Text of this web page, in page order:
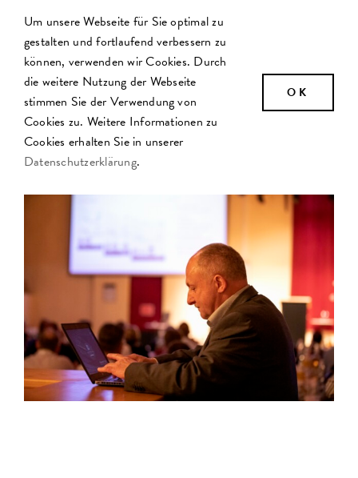
Inhalt
springen
Um unsere Webseite für Sie optimal zu
gestalten und fortlaufend verbessern zu
können, verwenden wir Cookies. Durch
die weitere Nutzung der Webseite
stimmen Sie der Verwendung von
Cookies zu. Weitere Informationen zu
Cookies erhalten Sie in unserer
Datenschutzerklärung.
OK